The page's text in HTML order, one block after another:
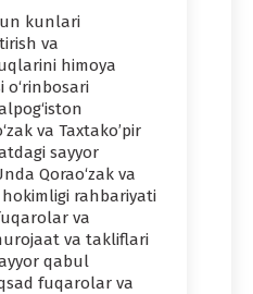
kunlari
va
himoya
o‘rinbosari
va Taxtako’pir
sayyor
Qorao‘zak va
rahbariyati
va
va takliflari
qabul
fuqarolar va